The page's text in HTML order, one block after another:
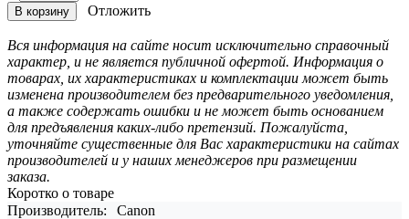
В корзину Отложить
Вся информация на сайте носит исключительно справочный
характер, и не является публичной офертой. Информация о
товарах, их характеристиках и комплектации может быть
изменена производителем без предварительного уведомления,
а также содержать ошибки и не может быть основанием
для предъявления каких-либо претензий. Пожалуйста,
уточняйте существенные для Вас характеристики на сайтах
производителей и у наших менеджеров при размещении
заказа.
Коротко о товаре
Производитель:
Canon